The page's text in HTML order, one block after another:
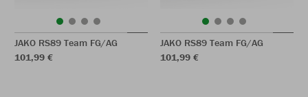
JAKO RS89 Team FG/AG
101,99 €
JAKO RS89 Team FG/AG
101,99 €